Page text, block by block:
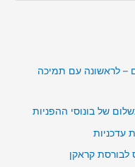
– לראשונה עם תמיכה
של בונוסי ההפניות
פאי נכנס לבורסת קראקן